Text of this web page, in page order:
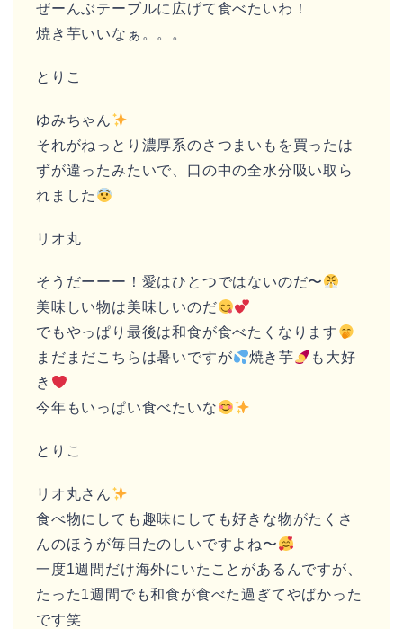
ぜーんぶテーブルに広げて食べたいわ！
焼き芋いいなぁ。。。
とりこ
ゆみちゃん
それがねっとり濃厚系のさつまいもを買ったは
ずが違ったみたいで、口の中の全水分吸い取ら
れました
リオ丸
そうだーーー！愛はひとつではないのだ〜
美味しい物は美味しいのだ
でもやっぱり最後は和食が食べたくなります
まだまだこちらは暑いですが
焼き芋
も大好
き
今年もいっぱい食べたいな
とりこ
リオ丸さん
食べ物にしても趣味にしても好きな物がたくさ
んのほうが毎日たのしいですよね〜
一度1週間だけ海外にいたことがあるんですが、
たった1週間でも和食が食べた過ぎてやばかった
です笑